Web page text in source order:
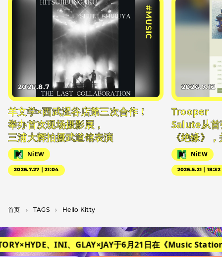
#MUSIC
2026.8.7
羊文学×西武涩谷店第三次合作！
举办首次现场摄影展，
三浦大辉拍摄武道馆表演
NiEW
2026.7.27｜21:04
2026.7.12
Trooper
Salute从首
《绝缘》
NiEW
2026.5.21｜18:32
首页 T­A­G­S Hello Kitty
、INI、GLAY×JAY于6月21日在《Music Station